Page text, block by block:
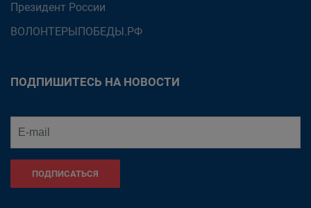
Президент России
ВОЛОНТЕРЫПОБЕДЫ.РФ
ПОДПИШИТЕСЬ НА НОВОСТИ
ПОДПИСАТЬСЯ